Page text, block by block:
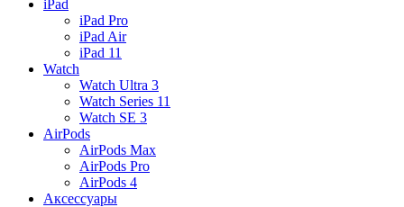
iPad
iPad Pro
iPad Air
iPad 11
Watch
Watch Ultra 3
Watch Series 11
Watch SE 3
AirPods
AirPods Max
AirPods Pro
AirPods 4
Аксессуары